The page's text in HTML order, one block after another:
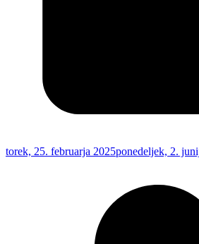
torek, 25. februarja 2025ponedeljek, 2.